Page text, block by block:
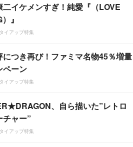
二イケメンすぎ！純愛『（LOVE
』
イアップ特集
につき再び！ファミマ名物45％増量
ペーン
イアップ特集
、自ら描いた”レトロ
チャー”
イアップ特集